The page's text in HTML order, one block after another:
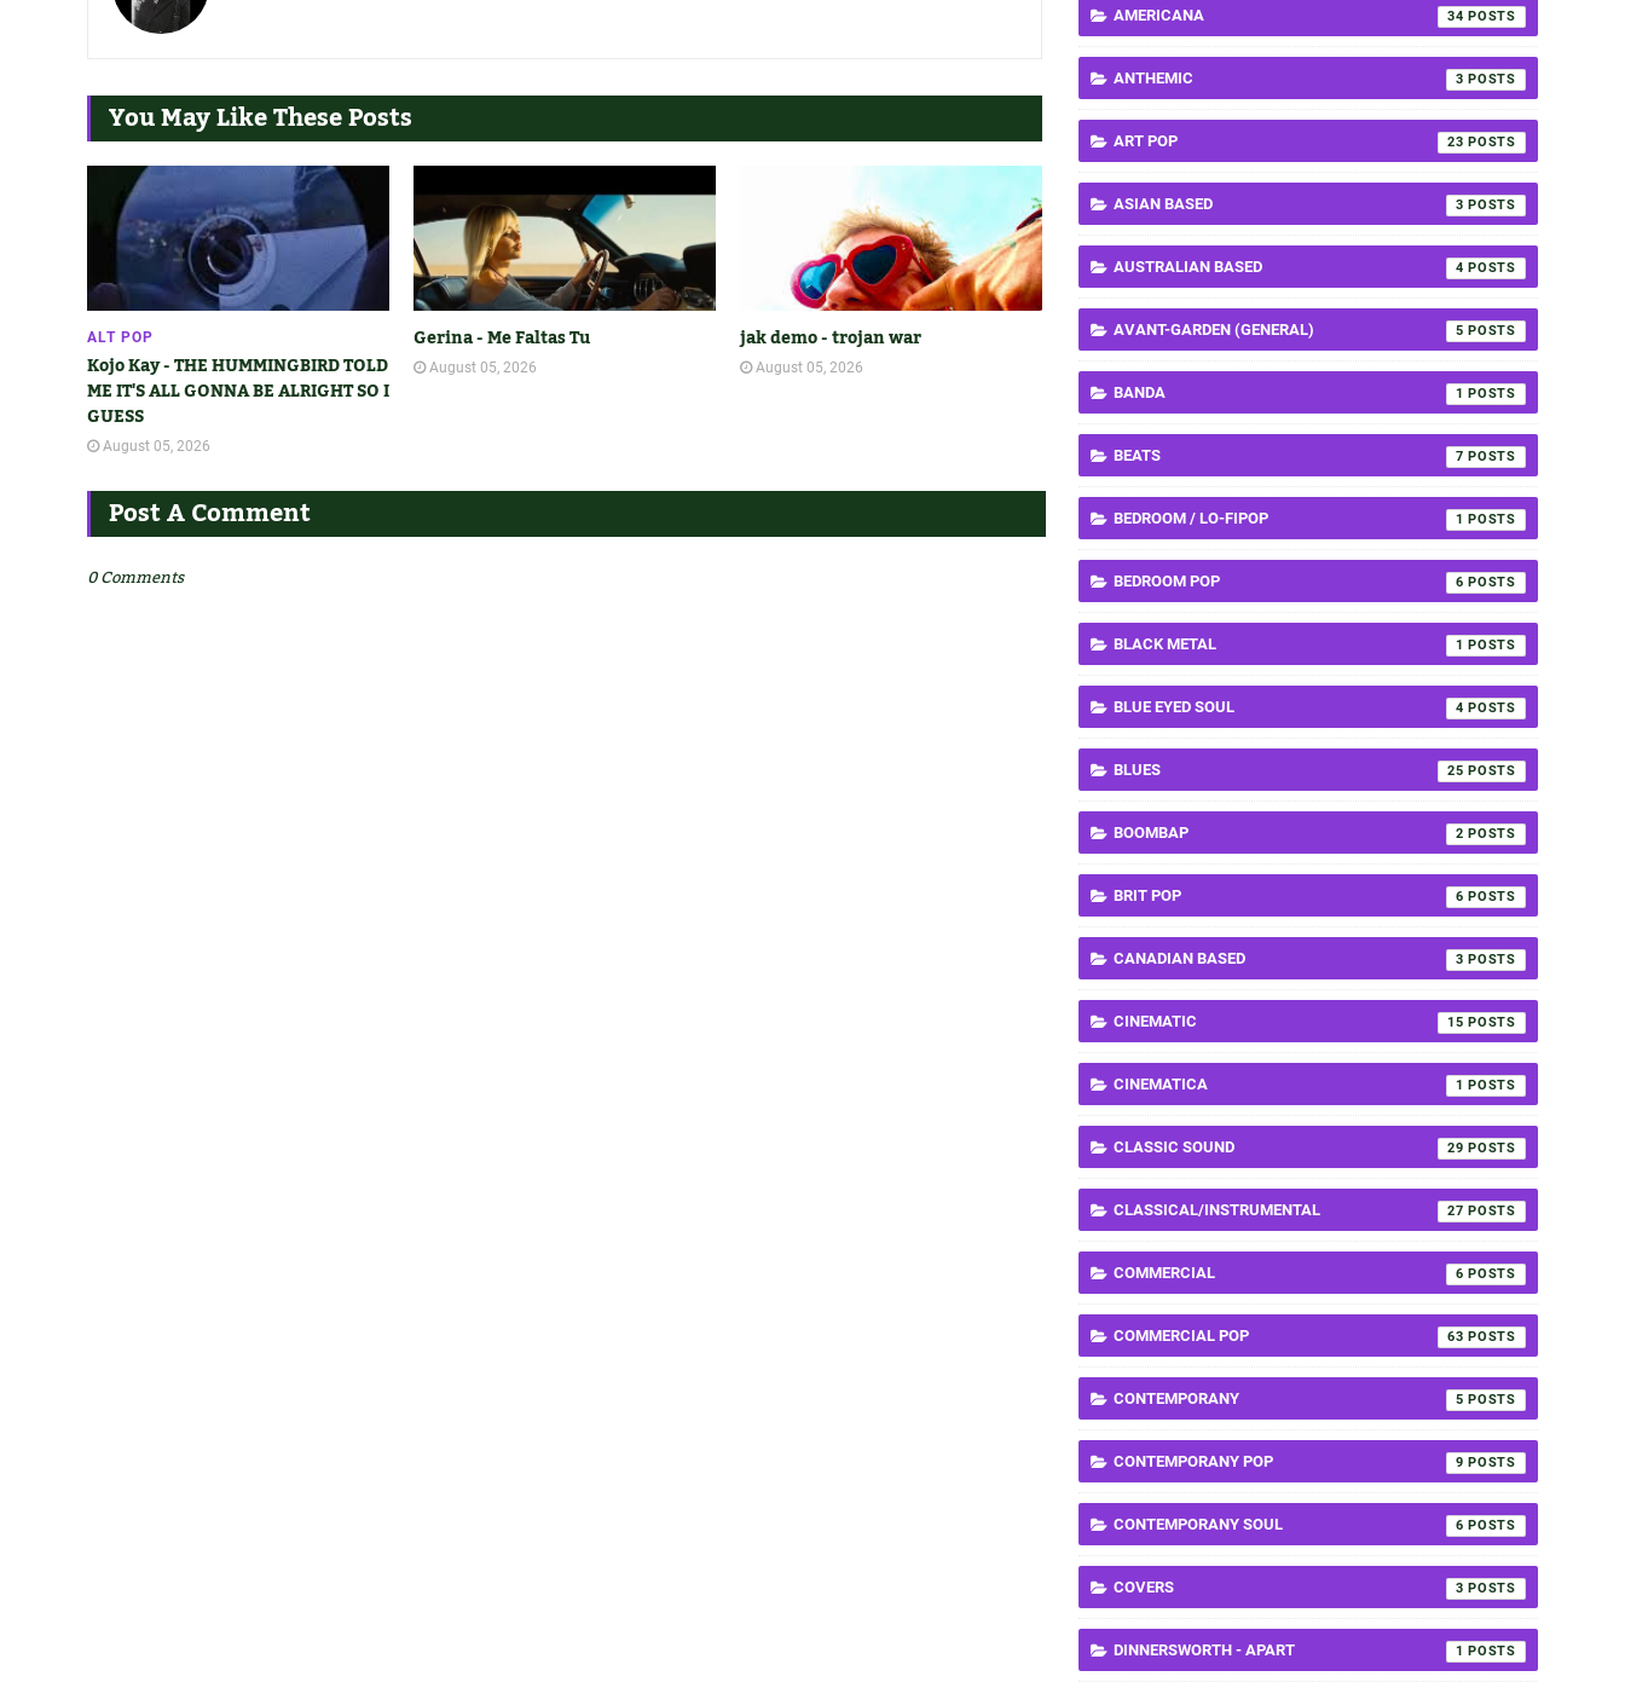
You May Like These Posts
ALT POP
Kojo Kay - THE HUMMINGBIRD TOLD
ME IT'S ALL GONNA BE ALRIGHT SO I
GUESS
August 05, 2026
Gerina - Me Faltas Tu
August 05, 2026
jak demo - trojan war
August 05, 2026
Post A Comment
0 Comments
AMERICANA 34
ANTHEMIC 3
ART POP 23
ASIAN BASED 3
AUSTRALIAN BASED 4
AVANT-GARDEN (GENERAL) 5
BANDA 1
BEATS 7
BEDROOM / LO-FIPOP 1
BEDROOM POP 6
BLACK METAL 1
BLUE EYED SOUL 4
BLUES 25
BOOMBAP 2
BRIT POP 6
CANADIAN BASED 3
CINEMATIC 15
CINEMATICA 1
CLASSIC SOUND 29
CLASSICAL/INSTRUMENTAL 27
COMMERCIAL 6
COMMERCIAL POP 63
CONTEMPORANY 5
CONTEMPORANY POP 9
CONTEMPORANY SOUL 6
COVERS 3
DINNERSWORTH - APART 1